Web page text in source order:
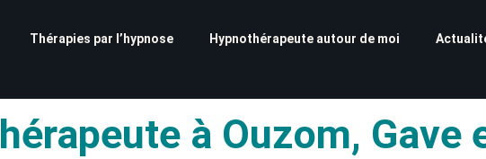
Thérapies par l’hypnose Hypnothérapeute autour de moi
à Ouzom, Gave